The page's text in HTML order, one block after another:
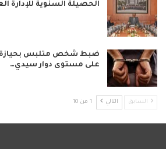
الحصيلة السنوية للإدارة
ضبط شخص متلبس بحيازة و
على مستوى دوار سيدي…
السابق التالي 1 من 10